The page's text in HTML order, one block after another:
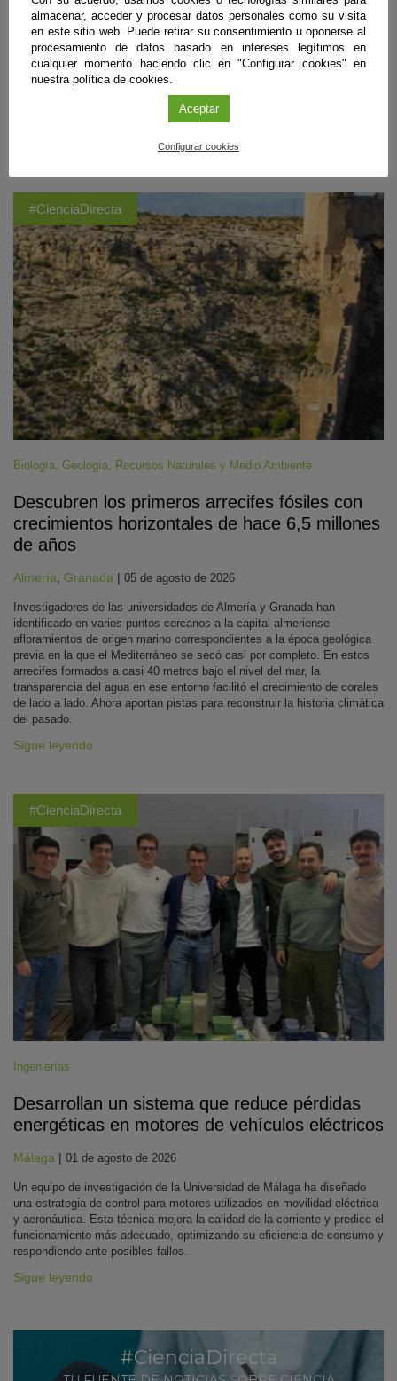
las 21:15 y 21:25, dependiendo de la zona dónde se observe. En
Andalucía se observará de forma parcial, y aunque el Sol no esté
totalmente oculto, los expertos recomiendan protección ocular con
gafas homologadas, evitar trucos caseros y poco efectivos como gafas
de sol convencionales, radiografías, CD o cristales ahumados, ir
debidamente equipados con agua y ropa de abrigo, así como escoger
lugares abiertos y seguros, siempre mirando al horizonte occidental
#CienciaDirecta
Biología, Geología, Recursos Naturales y Medio Ambiente
Descubren los primeros arrecifes fósiles con
crecimientos horizontales de hace 6,5 millones
de años
Almería Granada | 05 de agosto de 2026
Investigadores de las universidades de Almería y Granada han
identificado en varios puntos cercanos a la capital almeriense
afloramientos de origen marino correspondientes a la época geológica
previa en la que el Mediterráneo se secó casi por completo. En estos
arrecifes formados a casi 40 metros bajo el nivel del mar, la
transparencia del agua en ese entorno facilitó el crecimiento de corales
de lado a lado. Ahora aportan pistas para reconstruir la historia climática
del pasado.
Sigue leyendo
#CienciaDirecta
Ingenierías
Desarrollan un sistema que reduce pérdidas
energéticas en motores de vehículos eléctricos
Málaga | 01 de agosto de 2026
Un equipo de investigación de la Universidad de Málaga ha diseñado
una estrategia de control para motores utilizados en movilidad eléctrica
y aeronáutica. Esta técnica mejora la calidad de la corriente y predice el
funcionamiento más adecuado, optimizando su eficiencia de consumo y
respondiendo ante posibles fallos.
Sigue leyendo
#CienciaDirecta
almacenar, acceder y procesar datos personales como su visita
en este sitio web. Puede retirar su consentimiento u oponerse al
procesamiento de datos basado en intereses legítimos en
cualquier momento haciendo clic en "Configurar cookies" en
nuestra política de cookies.
Aceptar
Configurar cookies